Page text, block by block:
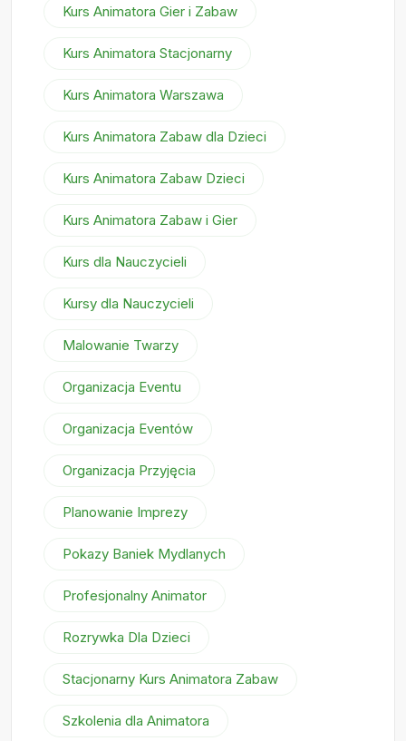
Kurs Animatora Gier i Zabaw
Kurs Animatora Stacjonarny
Kurs Animatora Warszawa
Kurs Animatora Zabaw dla Dzieci
Kurs Animatora Zabaw Dzieci
Kurs Animatora Zabaw i Gier
Kurs dla Nauczycieli
Kursy dla Nauczycieli
Malowanie Twarzy
Organizacja Eventu
Organizacja Eventów
Organizacja Przyjęcia
Planowanie Imprezy
Pokazy Baniek Mydlanych
Profesjonalny Animator
Rozrywka Dla Dzieci
Stacjonarny Kurs Animatora Zabaw
Szkolenia dla Animatora